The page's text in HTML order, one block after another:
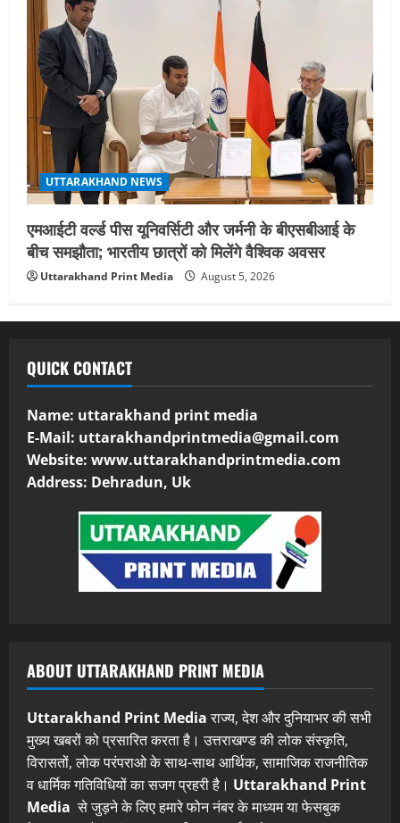
UTTARAKHAND NEWS
एमआईटी वर्ल्ड पीस यूनिवर्सिटी और जर्मनी के बीएसबीआई के
बीच समझौता; भारतीय छात्रों को मिलेंगे वैश्विक अवसर
Uttarakhand Print Media August 5, 2026
QUICK CONTACT
Name: uttarakhand print media
E-Mail: uttarakhandprintmedia@gmail.com
Website: www.uttarakhandprintmedia.com
Address: Dehradun, Uk
ABOUT UTTARAKHAND PRINT MEDIA
Uttarakhand Print Mediaराज्य, देश और दुनियाभर की सभी
मुख्य खबरों को प्रसारित करता है। उत्तराखण्ड की लोक संस्कृति,
विरासतों, लोक परंपराओ के साथ-साथ आर्थिक, सामाजिक राजनीतिक
व धार्मिक गतिविधियों का सजग प्रहरी है। Uttarakhand Print
Media से जुड़ने के लिए हमारे फोन नंबर के माध्यम या फेसबुक